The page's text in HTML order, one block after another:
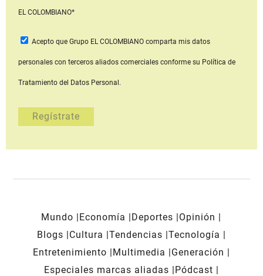
EL COLOMBIANO*
Acepto que Grupo EL COLOMBIANOcomparta mis datos
personales con terceros aliados comerciales conforme su Política de
Tratamiento del Datos Personal.
Mundo Economía Deportes
Opinión
Blogs
Cultura Tendencias Tecnología
Entretenimiento
Multimedia
Generación
Especiales marcas aliadas
Pódcast